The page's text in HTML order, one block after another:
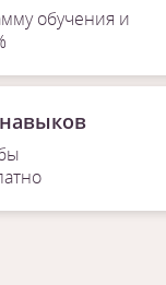
обучения и